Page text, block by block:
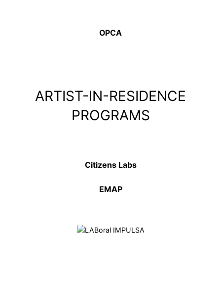
OPCA
ARTIST-IN-RESIDENCE
PROGRAMS
Citizens Labs
EMAP